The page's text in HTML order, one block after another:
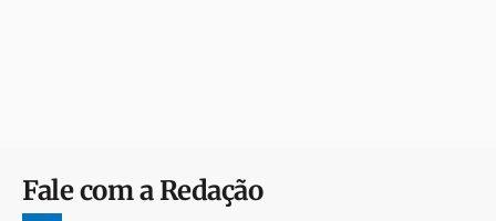
Fale com a Redação